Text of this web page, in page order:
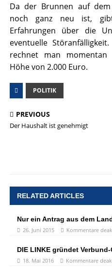
Da der Brunnen auf
noch ganz neu ist,
Erfahrungen über die
eventuelle
rechnet man
Höhe von 2.000 Euro.
POLITIK
PREVIOUS
Der Haushalt ist genehmigt
RELATED ARTICLES
Nur ein Antrag aus dem
26. Juni 2015 Kommentare
DIE LINKE gründet
18. Mai 2016 Kommentare